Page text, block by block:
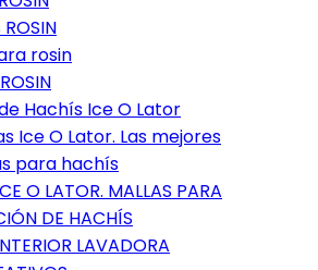
ROSIN
rosin
Hachís Ice O Lator
Ice O Lator. Las mejores
para hachís
O LATOR. MALLAS PARA
DE HACHÍS
LAVADORA